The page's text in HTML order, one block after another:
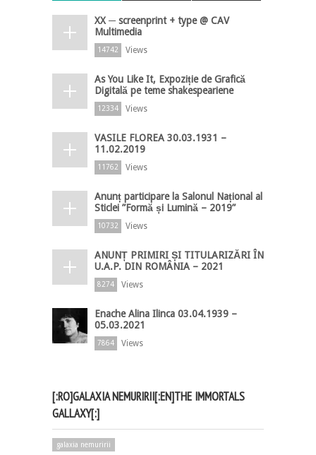
XX ─ screenprint + type @ CAV
Multimedia
14742 Views
As You Like It, Expoziție de Grafică
Digitală pe teme shakespeariene
12334 Views
VASILE FLOREA 30.03.1931 –
11.02.2019
11762 Views
Anunț participare la Salonul Național al
Sticlei ”Formă și Lumină – 2019”
10732 Views
ANUNȚ PRIMIRI ȘI TITULARIZĂRI ÎN
U.A.P. DIN ROMÂNIA – 2021
8274 Views
Enache Alina Ilinca 03.04.1939 –
05.03.2021
7864 Views
[:RO]GALAXIA NEMURIRII[:EN]THE IMMORTALS
GALLAXY[:]
galaxia nemuririi